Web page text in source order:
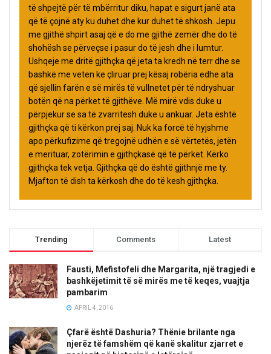
të shpejtë për të mbërritur diku, hapat e sigurt janë ata
që të çojnë aty ku duhet dhe kur duhet të shkosh. Jepu
me gjithë shpirt asaj që e do me gjithë zemër dhe do të
shohësh se përveçse i pasur do të jesh dhe i lumtur.
Ushqeje me dritë gjithçka që jeta ta kredh në terr dhe se
bashkë me veten ke çliruar prej kësaj robëria edhe ata
që sjellin farën e së mirës të vullnetet për të ndryshuar
botën që na përket të gjithëve. Më mirë vdis duke u
përpjekur se sa të zvarritesh duke u ankuar. Jeta është
gjithçka që ti kërkon prej saj. Nuk ka forcë të hyjshme
apo përkufizime që tregojnë udhën e së vërtetës, jetën
e merituar, zotërimin e gjithçkasë që të përket. Kërko
gjithçka tek vetja. Gjithçka që do është gjithnjë me ty.
Mjafton të dish ta kërkosh dhe do të kesh gjithçka.
Trending Comments Latest
Fausti, Mefistofeli dhe Margarita, një tragjedi e
bashkëjetimit të së mirës me të keqes, vuajtja
pambarim
APRIL 4, 2016
Çfarë është Dashuria? Thënie brilante nga
njerëz të famshëm që kanë skalitur zjarret e